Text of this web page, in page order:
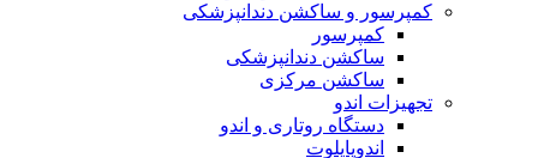
کمپرسور و ساکشن دندانپزشکی
کمپرسور
ساکشن دندانپزشکی
ساکشن مرکزی
تجهیزات اندو
دستگاه روتاری و اندو
اندوپایلوت